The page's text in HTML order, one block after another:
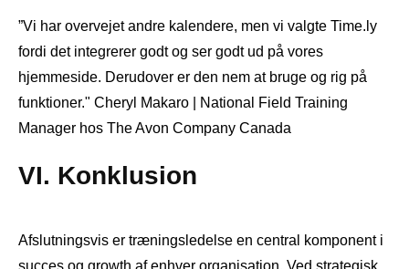
”Vi har overvejet andre kalendere, men vi valgte Time.ly
fordi det integrerer godt og ser godt ud på vores
hjemmeside. Derudover er den nem at bruge og rig på
funktioner." Cheryl Makaro | National Field Training
Manager hos The Avon Company Canada
VI. Konklusion
Afslutningsvis er træningsledelse en central komponent i
succes og growth af enhver organisation. Ved strategisk